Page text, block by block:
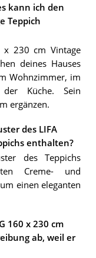
kann ich den
Teppich
x 230 cm Vintage
deines Hauses
Wohnzimmer, im
Küche. Sein
ergänzen.
des LIFA
enthalten?
des Teppichs
Creme- und
einen eleganten
160 x 230 cm
ab, weil er